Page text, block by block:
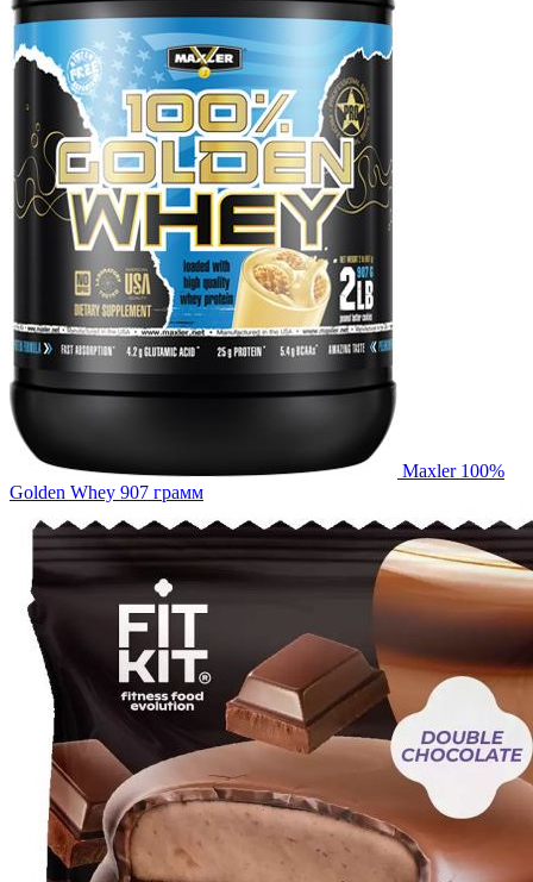
Maxler 100%
Golden Whey 907 грамм